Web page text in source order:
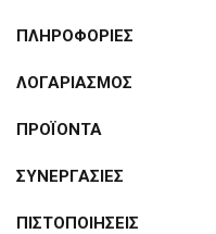
ΠΛΗΡΟΦΟΡΙΕΣ
ΛΟΓΑΡΙΑΣΜΟΣ
ΠΡΟΪΟΝΤΑ
ΣΥΝΕΡΓΑΣΙΕΣ
ΠΙΣΤΟΠΟΙΗΣΕΙΣ